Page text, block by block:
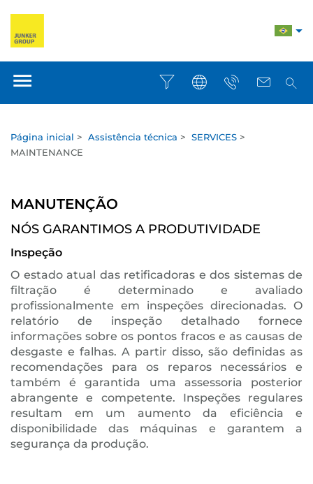
Página inicial > Assistência técnica > SERVICES >
MAINTENANCE
MANUTENÇÃO
NÓS GARANTIMOS A PRODUTIVIDADE
Inspeção
O estado atual das retificadoras e dos sistemas de
filtração é determinado e avaliado
profissionalmente em inspeções direcionadas. O
relatório de inspeção detalhado fornece
informações sobre os pontos fracos e as causas de
desgaste e falhas. A partir disso, são definidas as
recomendações para os reparos necessários e
também é garantida uma assessoria posterior
abrangente e competente. Inspeções regulares
resultam em um aumento da eficiência e
disponibilidade das máquinas e garantem a
segurança da produção.